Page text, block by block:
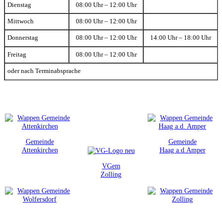
Dienstag 08:00 Uhr – 12:00 Uhr
Mittwoch 08:00 Uhr – 12:00 Uhr
Donnerstag 08:00 Uhr – 12:00 Uhr 14:00 Uhr – 18:00 Uhr
Freitag 08:00 Uhr – 12:00 Uhr
oder nach Terminabsprache
Gemeinde
Attenkirchen
VGem
Zolling
Gemeinde
Haag a.d.Amper